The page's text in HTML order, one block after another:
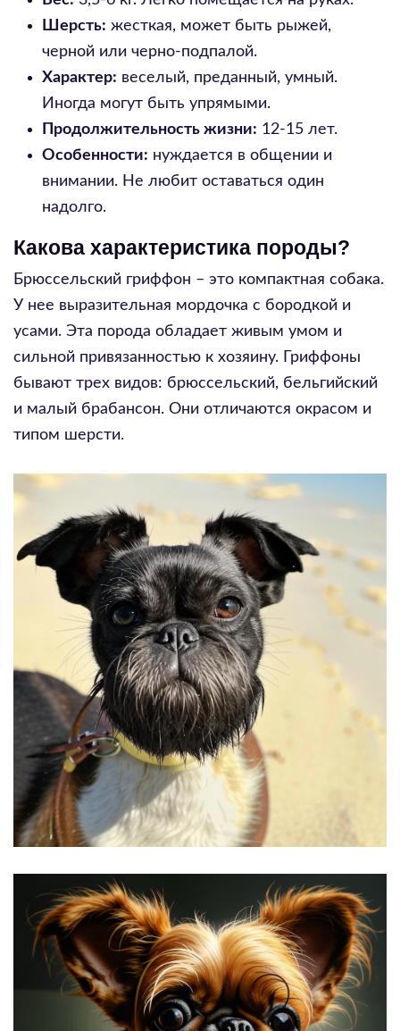
Шерсть: жесткая, может быть рыжей,
черной или черно-подпалой.
Характер: веселый, преданный, умный.
Иногда могут быть упрямыми.
Продолжительность жизни: 12-15 лет.
Особенности: нуждается в общении и
внимании. Не любит оставаться один
надолго.
Какова характеристика породы?
Брюссельский гриффон – это компактная собака.
У нее выразительная мордочка с бородкой и
усами. Эта порода обладает живым умом и
сильной привязанностью к хозяину. Гриффоны
бывают трех видов: брюссельский, бельгийский
и малый брабансон. Они отличаются окрасом и
типом шерсти.